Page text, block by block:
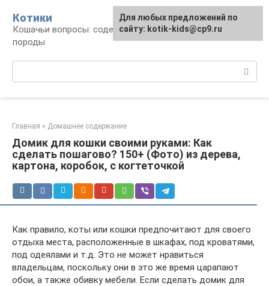
контенту
Котики
Кошачьи вопросы: содержание, лечение,
породы
Главная » Домашнее содержание
Домик для кошки своими руками: Как
сделать пошагово? 150+ (Фото) из дерева,
картона, коробок, с когтеточкой
Как правило, коты или кошки предпочитают для своего
отдыха места, расположенные в шкафах, под кроватями,
под одеялами и т.д. Это не может нравиться
владельцам, поскольку они в это же время царапают
обои, а также обивку мебели. Если сделать домик для
Для любых предложений по
сайту: kotik-kids@cp9.ru